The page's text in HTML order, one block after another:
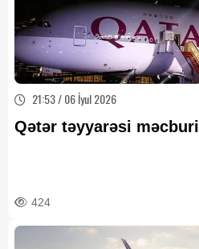
21:53 / 06 İyul 2026
Qətər təyyarəsi məcburi
424